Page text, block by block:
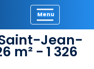
Jean-
m² - 1 326